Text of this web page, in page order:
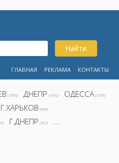
Найти
ГЛАВНАЯ РЕКЛАМА КОНТАКТЫ
(1995) ДНЕПР (1692) ОДЕССА (1578)
Г.ХАРЬКОВ (808)
Г.ДНЕПР (362) ...